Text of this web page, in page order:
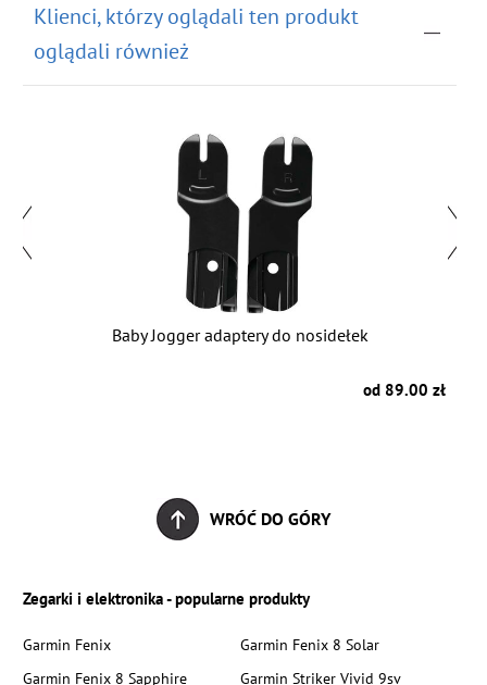
Klienci, którzy oglądali ten produkt
oglądali również
Baby Jogger adaptery do nosidełek
od 89.00 zł
WRÓĆ DO GÓRY
Zegarki i elektronika - popularne produkty
Garmin Fenix
Garmin Fenix 8 Solar
Garmin Fenix 8 Sapphire
Garmin Striker Vivid 9sv